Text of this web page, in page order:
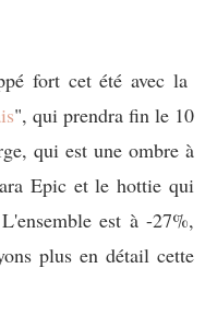
fort cet été avec la
", qui prendra fin le 10
qui est une ombre à
Epic et le hottie qui
est à -27%,
plus en détail cette